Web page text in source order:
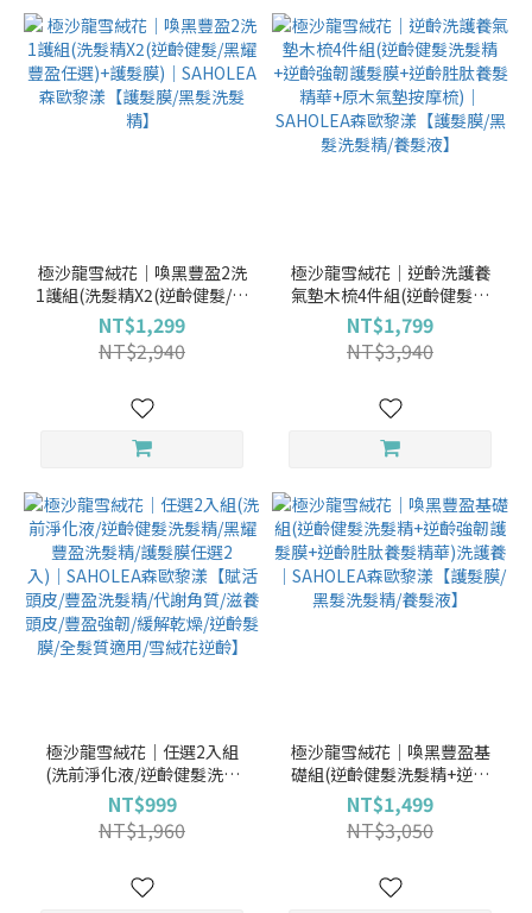
極沙龍雪絨花│喚黑豐盈2洗
1護組(洗髮精X2(逆齡健髮/黑
耀豐盈任選)+護髮
膜)│SAHOLEA森歐黎漾
【護髮膜/黑髮洗髮精】
NT$1,299
NT$2,940
極沙龍雪絨花│逆齡洗護養
氣墊木梳4件組(逆齡健髮洗
髮精+逆齡強韌護髮膜+逆齡
胜肽養髮精華+原木氣墊按摩
梳)｜SAHOLEA森歐黎漾
液】
NT$1,799
NT$3,940
極沙龍雪絨花│任選2入組
(洗前淨化液/逆齡健髮洗髮
精/黑耀豐盈洗髮精/護髮膜任
選2入)│SAHOLEA森歐黎漾
【賦活頭皮/豐盈洗髮精/代謝
解乾燥/逆齡髮膜/全髮質適
NT$999
NT$1,960
極沙龍雪絨花│喚黑豐盈基
礎組(逆齡健髮洗髮精+逆齡
強韌護髮膜+逆齡胜肽養髮精
華)洗護養│SAHOLEA森歐
黎漾【護髮膜/黑髮洗髮精/養
NT$1,499
NT$3,050